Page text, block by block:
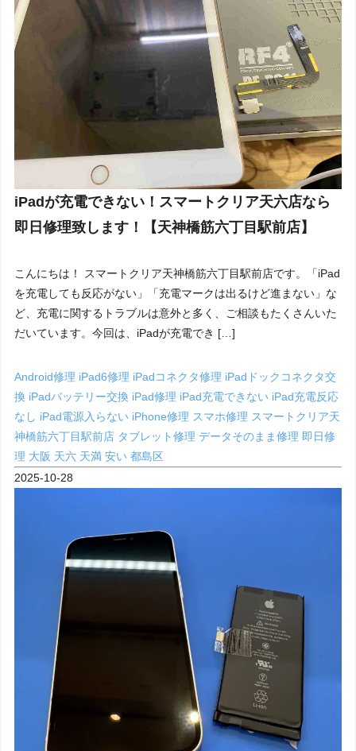
iPadが充電できない！スマートクリア天六店なら
即日修理致します！【天神橋筋六丁目駅前店】
こんにちは！ スマートクリア天神橋筋六丁目駅前店です。「iPad
を充電しても反応がない」「充電マークは出るけど進まない」な
ど、充電に関するトラブルは意外と多く、ご相談もたくさんいた
だいています。今回は、iPadが充電でき […]
Android修理 iPad6修理 iPadコネクタ修理 iPadドックコネクタ交
換 iPadバッテリー交換 iPad修理 iPad充電できない iPad充電反応
なし iPad電源入らない iPhone修理 スマホ修理 スマートクリア天
神橋筋六丁目駅前店 タブレット修理データそのまま修理 即日修
理 大阪 天六 天満安い都島区
2025-10-28